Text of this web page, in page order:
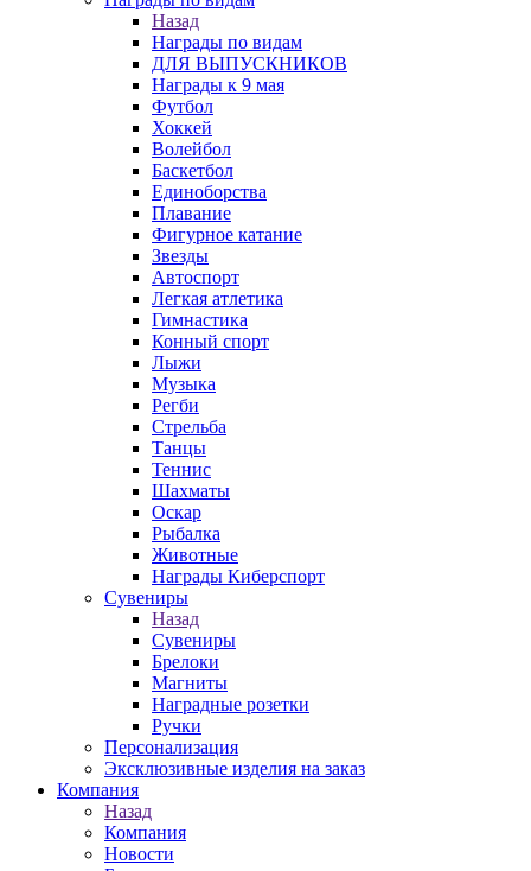
Назад
Награды по видам
ДЛЯ ВЫПУСКНИКОВ
Награды к 9 мая
Футбол
Хоккей
Волейбол
Баскетбол
Единоборства
Плавание
Фигурное катание
Звезды
Автоспорт
Легкая атлетика
Гимнастика
Конный спорт
Лыжи
Музыка
Регби
Стрельба
Танцы
Теннис
Шахматы
Оскар
Рыбалка
Животные
Награды Киберспорт
Сувениры
Назад
Сувениры
Брелоки
Магниты
Наградные розетки
Ручки
Персонализация
Эксклюзивные изделия на заказ
Компания
Назад
Компания
Новости